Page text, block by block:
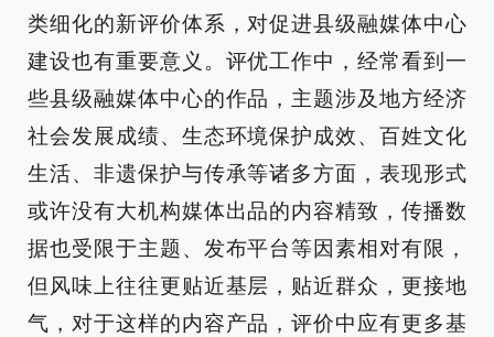
类细化的新评价体系，对促进县级融媒体中心
建设也有重要意义。评优工作中，经常看到一
些县级融媒体中心的作品，主题涉及地方经济
社会发展成绩、生态环境保护成效、百姓文化
生活、非遗保护与传承等诸多方面，表现形式
或许没有大机构媒体出品的内容精致，传播数
据也受限于主题、发布平台等因素相对有限，
但风味上往往更贴近基层，贴近群众，更接地
气，对于这样的内容产品，评价中应有更多基